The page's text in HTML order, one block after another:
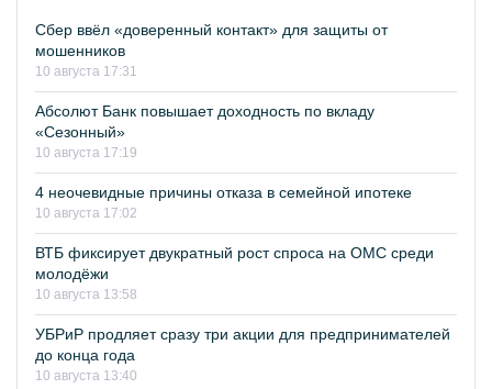
Сбер ввёл «доверенный контакт» для защиты от
мошенников
10 августа 17:31
Абсолют Банк повышает доходность по вкладу
«Сезонный»
10 августа 17:19
4 неочевидные причины отказа в семейной ипотеке
10 августа 17:02
ВТБ фиксирует двукратный рост спроса на ОМС среди
молодёжи
10 августа 13:58
УБРиР продляет сразу три акции для предпринимателей
до конца года
10 августа 13:40